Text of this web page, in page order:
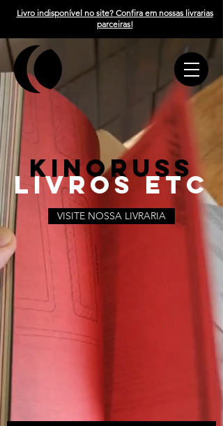
Livro indisponível no site? Confira em nossas livrarias
parceiras!
KINORUSS
LIVROS ETC
VISITE NOSSA LIVRARIA